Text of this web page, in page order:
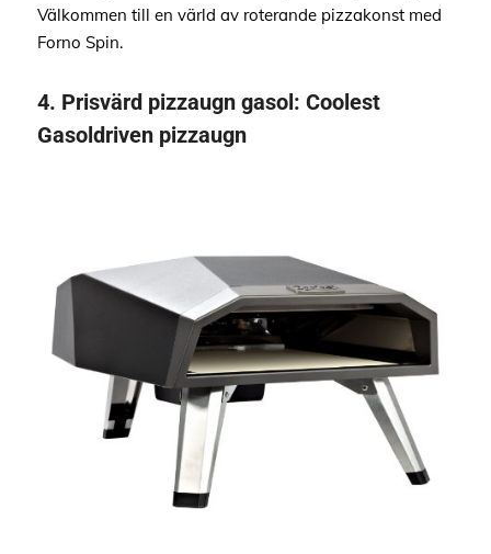
Välkommen till en värld av roterande pizzakonst med
Forno Spin.
4. Prisvärd pizzaugn gasol: Coolest
Gasoldriven pizzaugn